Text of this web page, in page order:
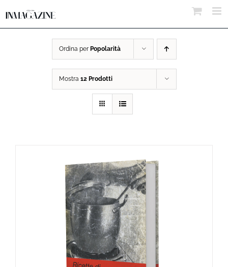
Ordina per Popolarità
Mostra 12 Prodotti
DETTAGLI